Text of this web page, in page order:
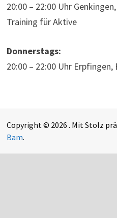
20:00 – 22:00 Uhr
Training für Aktive
Donnerstags:
20:00 – 22:00 Uhr
Copyright © 2026 . Mit Stolz
Bam.